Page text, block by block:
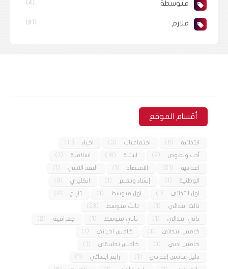
متوسطة (4)
ملازم (61)
أقسام الموقع
ابتدائية (6) اجتماعيات (3) احياء (11)
أدب ونصوص (2) اسئلة (16) اسلامية (7)
اعدادية (51) الاقتصاد (1) النقد الادبي (1)
الوطنية (1) إنشاء وتعبير (1) انكليزي (9)
اول ابتدائي (1) اول متوسط (1) تاريخ (2)
ثالث ابتدائي (1) ثالث متوسط (23)
ثاني ابتدائي (1) ثاني متوسط (1) جغرافية (2)
خامس ابتدائي (1) خامس احيائي (1)
خامس ادبي (1) خامس تطبيقي (1)
دليل سادس إعدادي (1) رابع ابتدائي (1)